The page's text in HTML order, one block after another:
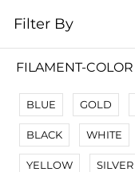
No Results
Not Found Filters1
Not Found Filters2
Filter By
FILAMENT-COLOR
BLUE GOLD
BLACK WHITE
YELLOW SILVER